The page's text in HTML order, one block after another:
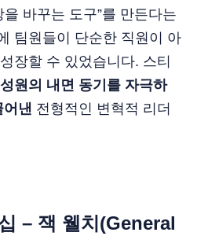
바꾸는 도구”를 만든다는
팀원들이 단순한 직원이 아
장할 수 있었습니다. 스티
원의 내면 동기를 자극하
낸 전형적인 변혁적 리더
– 잭 웰치(General